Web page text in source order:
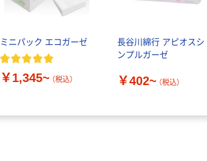
ミニパック エコガーゼ
￥1,345~ （税込）
長谷川綿行 アピオスシ
ンプルガーゼ
￥402~ （税込）